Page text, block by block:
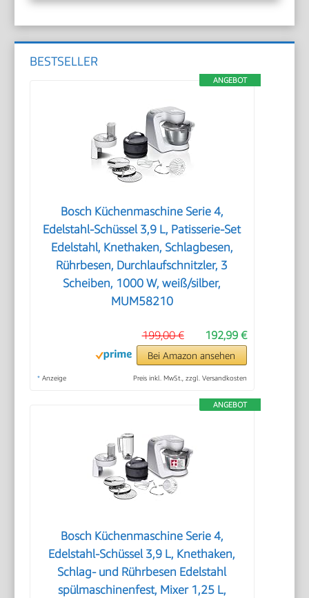
BESTSELLER
ANGEBOT
Bosch Küchenmaschine Serie 4,
Edelstahl-Schüssel 3,9 L, Patisserie-Set
Edelstahl, Knethaken, Schlagbesen,
Rührbesen, Durchlaufschnitzler, 3
Scheiben, 1000 W, weiß/silber,
MUM58210
192,99 €
199,00 €
Bei Amazon ansehen
* Anzeige Preis inkl. MwSt., zzgl. Versandkosten
ANGEBOT
Bosch Küchenmaschine Serie 4,
Edelstahl-Schüssel 3,9 L, Knethaken,
Schlag- und Rührbesen Edelstahl
spülmaschinenfest, Mixer 1,25 L,